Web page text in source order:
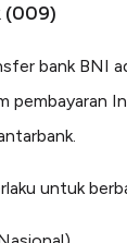
(009)
bank BNI
pembayaran
untuk